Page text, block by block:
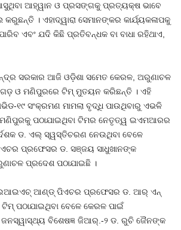
ଆହ୍ୱାନ ଓ ପ୍ରସଙ୍ଗକୁ ପ୍ରତ୍ୟକ୍ଷ ଭାବେ
କରୁଛନ୍ତି । ଏହାଦ୍ୱାରା ସେମାନଙ୍କର କାର୍ଯ୍ୟକଳାପକୁ
ଏବଂ ଯଦି କିଛି ପ୍ରତିବନ୍ଧକ ବା ବାଧା ରହିଥାଏ,
ସରକାର ଆଜି ଓଡ଼ିଶା ସମେତ କେରଳ, ଅରୁଣାଚଳ
ଓ ମଣିପୁରରେ ଟିମ୍ ମୁତୟନ କରିଛନ୍ତି । ଏହି
୧୯ ସଂକ୍ରମଣ ମାମଲା ବୃଦ୍ଧି ପାଉଥିବାରୁ ଏଭଳି
ପଠାଯାଇଥିବା ଟିମର ନେତୃତ୍ୱ ଇଏମଆରର
ଡ. ଏଲ୍ ସ୍ୱସ୍ତିଚରଣ ନେଉଥିବା ବେଳେ
ପ୍ରଫେସର ଡ. ସଞ୍ଜୟ ସାଧୁଖାନଙ୍କ
ପ୍ରଦେଶ ପଠାଯାଇଛି ।
ଆଣ୍ଡ୍ ପିଏଚର ପ୍ରଫେସର ଡ. ଆର୍ ଏନ୍
ପଠାଯାଇଥିବା ବେଳେ କେରଳ ପାଇଁ
ବିଶେଷଜ୍ଞ ଜିଆର୍.-୨ ଡ. ରୁଚି ଜୈନଙ୍କ